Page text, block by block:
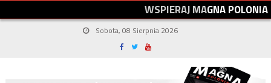
WSPIERAJMAGNAPOLONIA
Sobota, 08 Sierpnia 2026